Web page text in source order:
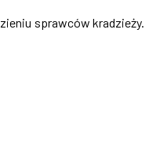
sprawców kradzieży.